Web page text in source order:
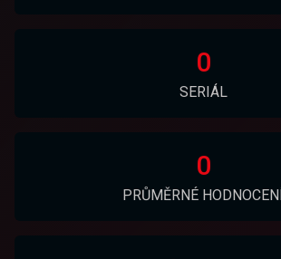
0
SERIÁL
0
PRŮMĚRNÉ